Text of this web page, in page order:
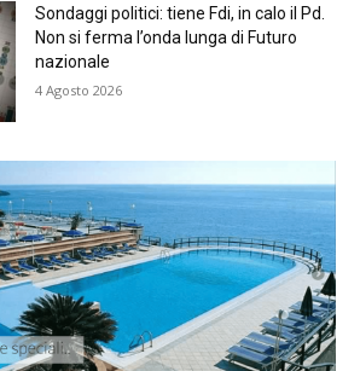
Sondaggi politici: tiene Fdi, in calo il Pd.
Non si ferma l’onda lunga di Futuro
nazionale
4 Agosto 2026